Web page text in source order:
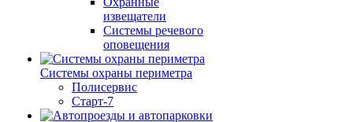
извещатели
Системы речевого
оповещения
Системы охраны периметра
Полисервис
Старт-7